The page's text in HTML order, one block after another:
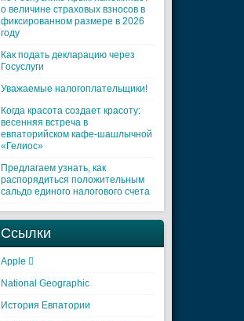
о величине страховых взносов в
фиксированном размере в 2026
году
Как подать декларацию через
Госуслуги
Уважаемые налогоплательщики!
Когда красота создает красоту:
весенняя встреча в
евпаторийском кафе-шашлычной
«Гелиос»
Предлагаем узнать, как
распорядиться положительным
сальдо единого налогового счета
Ссылки
Apple 
National Geographic
История Евпатории